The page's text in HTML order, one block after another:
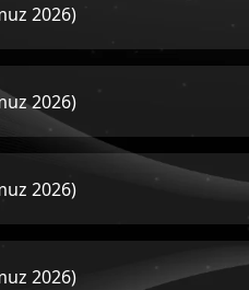
2026)
2026)
2026)
2026)